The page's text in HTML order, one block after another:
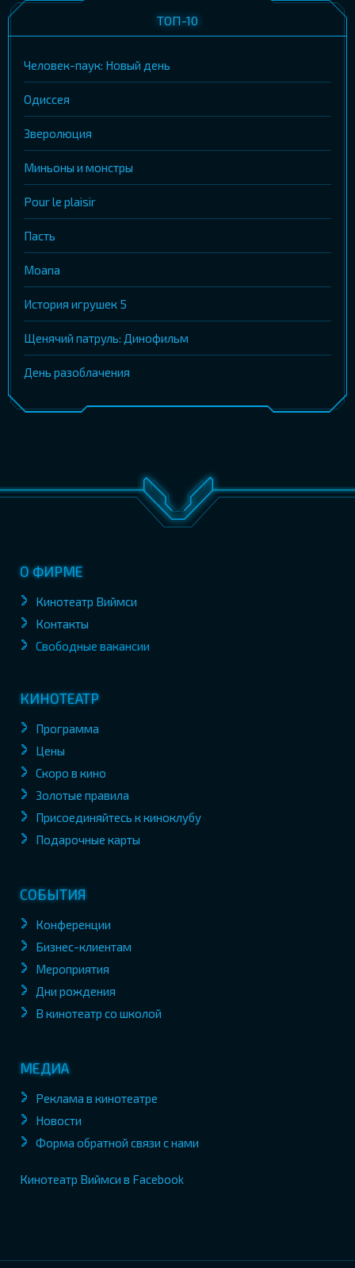
ТОП-10
Человек-паук: Новый день
Одиссея
Зверолюция
Миньоны и монстры
Pour le plaisir
Пасть
Moana
История игрушек 5
Щенячий патруль: Динофильм
День разоблачения
О ФИРМЕ
Кинотеатр Виймси
Контакты
Свободные вакансии
КИНОТЕАТР
Программа
Цены
Скоро в кино
Золотые правила
Присоединяйтесь к киноклубу
Подарочные карты
СОБЫТИЯ
Конференции
Бизнес-клиентам
Мероприятия
Дни рождения
В кинотеатр со школой
МЕДИА
Реклама в кинотеатре
Новости
Форма обратной связи с нами
Кинотеатр Виймси в Facebook